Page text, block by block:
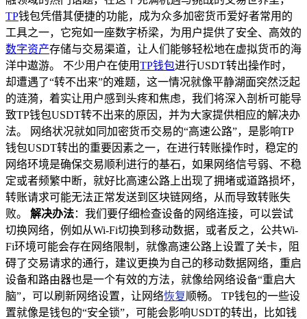
TP钱包凭借其便捷的功能，成为众多加密货币爱好者常用的
工具之一，它宛如一座数字桥梁，为用户提供了安全、高效的
数字资产存储与交易渠道，让人们能够轻松地在虚拟货币的海
洋中遨游。 不少用户在使用TP钱包进行USDT转出操作时，
却遭遇了“转不出来”的难题，这一情况就像平静湖面突然泛起
的涟漪，着实让用户感到头疼和焦虑，我们将深入剖析可能导
致TP钱包USDT转不出来的原因，并为大家提供相应的解决办
法。 网络状况就如同加密货币交易的“高速公路”，是影响TP
钱包USDT转出的重要因素之一，在进行转账操作时，稳定的
网络环境是确保交易顺利进行的基石，如果网络信号弱、不稳
定或者频繁中断，就好比高速公路上出现了拥堵或道路损坏，
转账请求可能无法正常发送到区块链网络，从而导致转账失
败。 解决办法：我们要仔细检查设备的网络连接，可以尝试
切换网络，例如从Wi-Fi切换到移动数据，或者反之，公共Wi-
Fi环境可能会存在网络限制，就像高速公路上设置了关卡，阻
碍了交易请求的通行，建议更换为自己的移动数据网络，重启
设备和路由器也是一个有效的方法，就像给网络设备“重启大
脑”，可以刷新网络设置，让网络恢复顺畅。 TP钱包的一些设
置就像是钱包的“安全锁”，可能会影响USDT的转出，比如钱